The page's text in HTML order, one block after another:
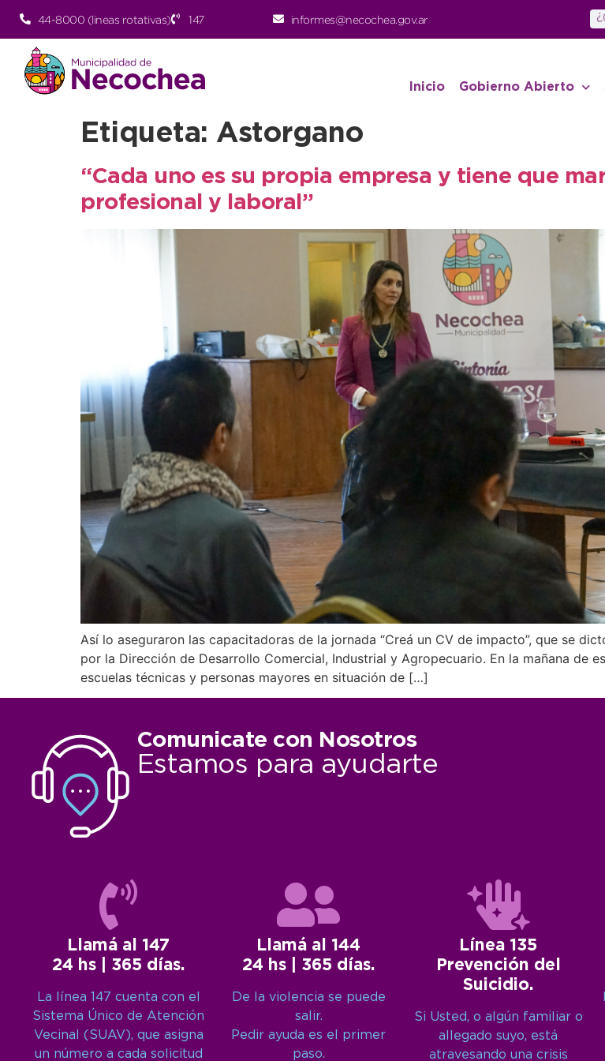
44-8000 (lineas rotativas) 147 informes@necochea.gov.ar
Inicio Gobierno Abierto
Etiqueta: Astorgano
“Cada uno es su propia empresa y tiene que
profesional y laboral”
Así lo aseguraron las capacitadoras de la jornada “Creá un CV de impacto”, que se
por la Dirección de Desarrollo Comercial, Industrial y Agropecuario. En la mañana de
escuelas técnicas y personas mayores en situación de […]
Comunicate con Nosotros
Estamos para ayudarte
Llamá al 147
24 hs | 365 días.
La línea 147 cuenta con el
Sistema Único de Atención
Vecinal (SUAV), que asigna
un número a cada solicitud
Llamá al 144
24 hs | 365 días.
De la violencia se puede
salir.
Pedir ayuda es el primer
paso.
Línea 135
Prevención del
Suicidio.
Si Usted, o algún familiar o
allegado suyo, está
atravesando una crisis